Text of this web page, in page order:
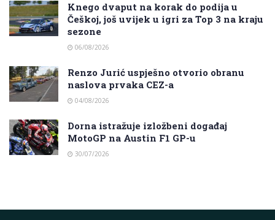
Knego dvaput na korak do podija u
Češkoj, još uvijek u igri za Top 3 na kraju
sezone
06/08/2026
Renzo Jurić uspješno otvorio obranu
naslova prvaka CEZ-a
04/08/2026
Dorna istražuje izložbeni događaj
MotoGP na Austin F1 GP-u
30/07/2026